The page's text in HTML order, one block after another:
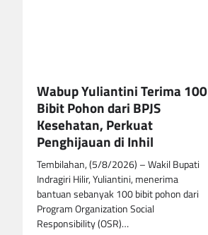
Wabup Yuliantini Terima 100
Bibit Pohon dari BPJS
Kesehatan, Perkuat
Penghijauan di Inhil
Tembilahan, (5/8/2026) – Wakil Bupati
Indragiri Hilir, Yuliantini, menerima
bantuan sebanyak 100 bibit pohon dari
Program Organization Social
Responsibility (OSR)…